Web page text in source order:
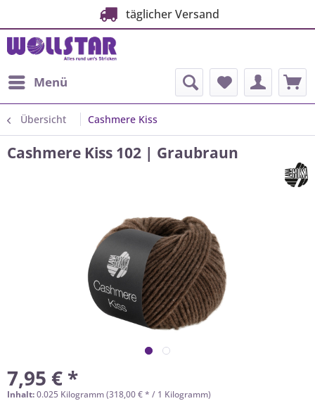
täglicher Versand
Menü
Übersicht Cashmere Kiss
Cashmere Kiss 102 | Graubraun
7,95 € *
Inhalt:0.025 Kilogramm (318,00 € * / 1 Kilogramm)